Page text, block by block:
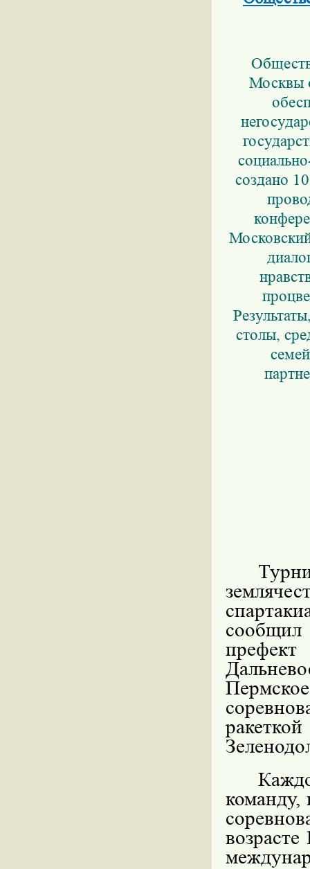
Москвы
создано
столы,
команду,
возрасте